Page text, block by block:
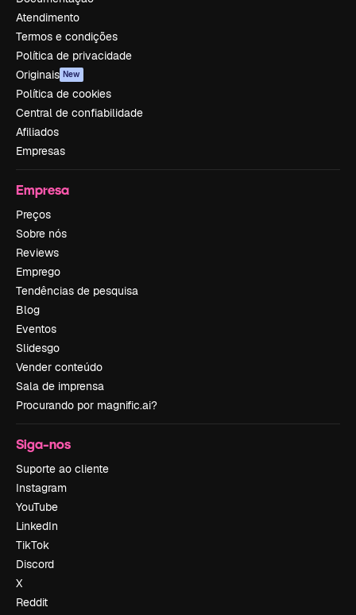
Atendimento
Termos e condições
Política de privacidade
Originais New
Política de cookies
Central de confiabilidade
Afiliados
Empresas
Empresa
Preços
Sobre nós
Reviews
Emprego
Tendências de pesquisa
Blog
Eventos
Slidesgo
Vender conteúdo
Sala de imprensa
Procurando por magnific.ai?
Siga-nos
Suporte ao cliente
Instagram
YouTube
LinkedIn
TikTok
Discord
X
Reddit